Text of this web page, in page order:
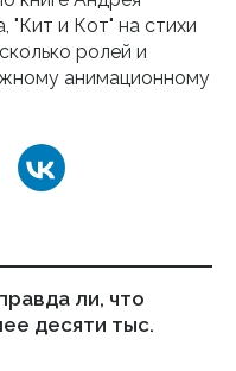
"Кит и Кот" на стихи
ролей и
анимационному
ли, что
десяти тыс.